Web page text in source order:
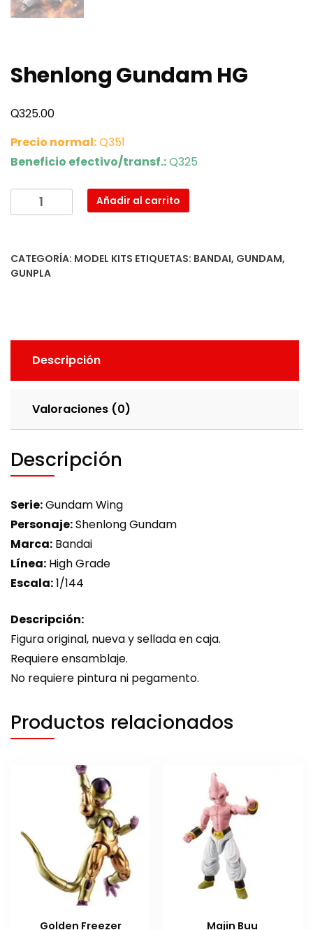
Shenlong Gundam HG
Q325.00
Precio normal:Q351
Beneficio efectivo/transf.:Q325
Shenlong
Gundam
Añadir al carrito
CATEGORÍA: MODEL KITS ETIQUETAS: BANDAI, GUNDAM,
GUNPLA
Descripción
Valoraciones (0)
Descripción
Serie:Gundam Wing
Personaje:Shenlong Gundam
Marca: Bandai
Línea: High Grade
Escala:1/144
Descripción:
Figura original, nueva y sellada en caja.
Requiere ensamblaje.
No requiere pintura ni pegamento.
Productos relacionados
Golden Freezer Majin Buu